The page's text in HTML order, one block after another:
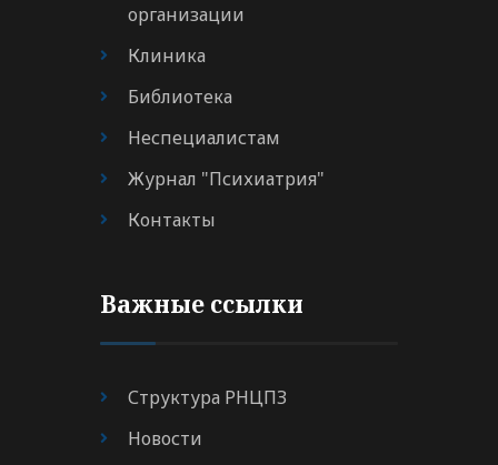
организации
Клиника
Библиотека
Неспециалистам
Журнал "Психиатрия"
Контакты
Важные ссылки
Структура РНЦПЗ
Новости